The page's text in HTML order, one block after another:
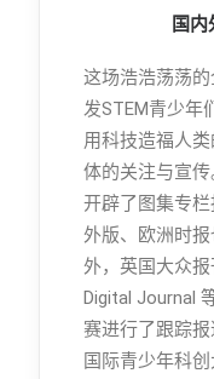
国
这场浩浩荡荡
发STEM青少年
用科技造福人
体的关注与宣传
开辟了图集专
外版、欧洲时
外，英国大众
Digital Journal
赛进行了跟踪报
国际青少年科